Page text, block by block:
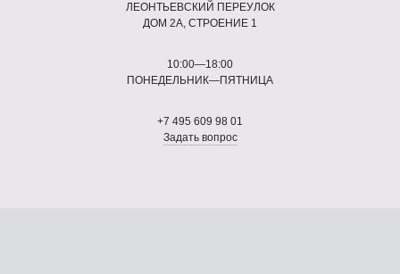
ЛЕОНТЬЕВСКИЙ ПЕРЕУЛОК
ДОМ 2А, СТРОЕНИЕ 1
10:00—18:00
ПОНЕДЕЛЬНИК—ПЯТНИЦА
+7 495 609 98 01
Задать вопрос